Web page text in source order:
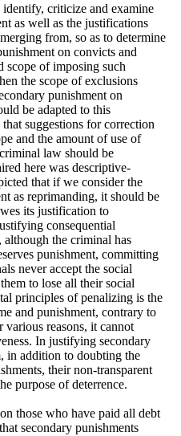
criticize and examine
as well as the justifications
from, so as to determine
on convicts and
scope of imposing such
the scope of exclusions
punishment on
be adapted to this
suggestions for correction
and the amount of use of
law should be
here was descriptive-
that if we consider the
as reprimanding, it should be
its justification to
consequential
the criminal has
punishment, committing
never accept the social
to lose all their social
principles of penalizing is the
and punishment, contrary to
reasons, it cannot
In justifying secondary
in addition to doubting the
their non-transparent
purpose of deterrence.
those who have paid all debt
secondary punishments